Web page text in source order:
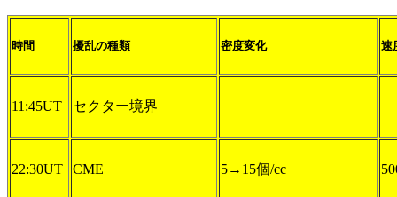
時間 擾乱の種類 密度変化 速
11:45UT セクター境界
22:30UT CME 5→15個/cc